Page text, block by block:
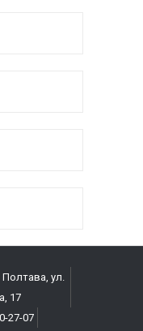
Полтава, ул.
17
27-07